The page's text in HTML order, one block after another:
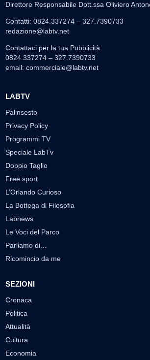
Direttore Responsabile Dott.ssa Oliviero
Contatti: 0824.337274 – 327.7390733
redazione@labtv.net
Contattaci per la tua Pubblicità:
0824.337274 – 327.7390733
email: commerciale@labtv.net
LABTV
Palinsesto
Privacy Policy
Programmi TV
Speciale LabTv
Doppio Taglio
Free sport
L’Orlando Curioso
La Bottega di Filosofia
Labnews
Le Voci del Parco
Parliamo di…
Ricomincio da me
SEZIONI
Cronaca
Politica
Attualità
Cultura
Economia